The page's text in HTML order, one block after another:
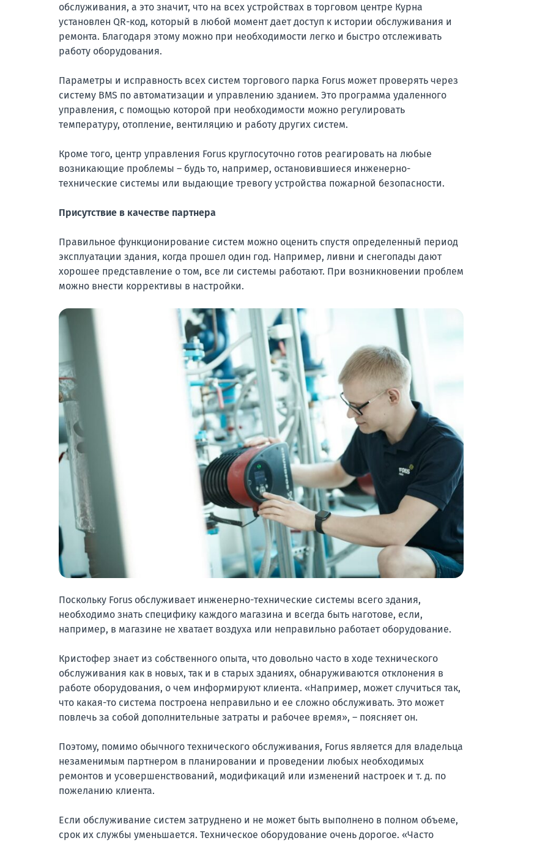
обслуживания, а это значит, что на всех устройствах в торговом центре Курна
установлен QR-код, который в любой момент дает доступ к истории обслуживания и
ремонта. Благодаря этому можно при необходимости легко и быстро отслеживать
работу оборудования.
Параметры и исправность всех систем торгового парка Forus может проверять через
систему BMS по автоматизации и управлению зданием. Это программа удаленного
управления, с помощью которой при необходимости можно регулировать
температуру, отопление, вентиляцию и работу других систем.
Кроме того, центр управления Forus круглосуточно готов реагировать на любые
возникающие проблемы – будь то, например, остановившиеся инженерно-
технические системы или выдающие тревогу устройства пожарной безопасности.
Присутствие в качестве партнера
Правильное функционирование систем можно оценить спустя определенный период
эксплуатации здания, когда прошел один год. Например, ливни и снегопады дают
хорошее представление о том, все ли системы работают. При возникновении проблем
можно внести коррективы в настройки.
Поскольку Forus обслуживает инженерно-технические системы всего здания,
необходимо знать специфику каждого магазина и всегда быть наготове, если,
например, в магазине не хватает воздуха или неправильно работает оборудование.
Кристофер знает из собственного опыта, что довольно часто в ходе технического
обслуживания как в новых, так и в старых зданиях, обнаруживаются отклонения в
работе оборудования, о чем информируют клиента. «Например, может случиться так,
что какая-то система построена неправильно и ее сложно обслуживать. Это может
повлечь за собой дополнительные затраты и рабочее время», – поясняет он.
Поэтому, помимо обычного технического обслуживания, Forus является для владельца
незаменимым партнером в планировании и проведении любых необходимых
ремонтов и усовершенствований, модификаций или изменений настроек и т. д. по
пожеланию клиента.
Если обслуживание систем затруднено и не может быть выполнено в полном объеме,
срок их службы уменьшается. Техническое оборудование очень дорогое. «Часто